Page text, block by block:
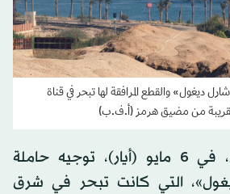
ديغول» والقطع المرافقة لها تبحر في قناة
القريبة من مضيق هرمز (أ.ف.ب)
بيد أن قرار باريس، في 6 مايو (أيار)، توجيه حاملة
التي كانت تبحر في شرق